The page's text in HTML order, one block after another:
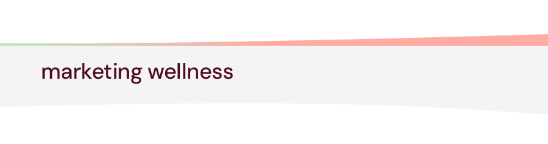
marketing wellness